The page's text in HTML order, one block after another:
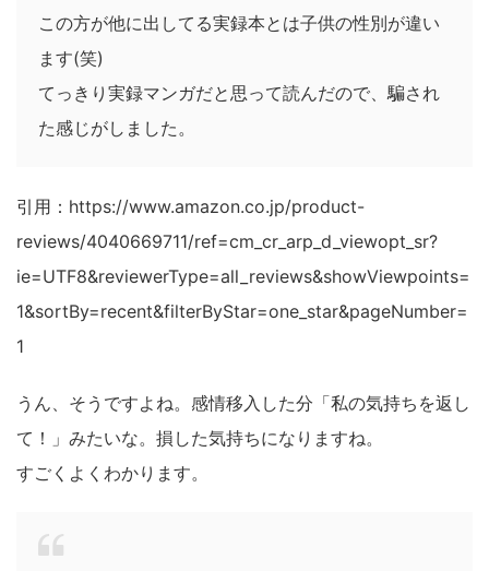
この方が他に出してる実録本とは子供の性別が違い
ます(笑)
てっきり実録マンガだと思って読んだので、騙され
た感じがしました。
引用：https://www.amazon.co.jp/product-
reviews/4040669711/ref=cm_cr_arp_d_viewopt_sr?
ie=UTF8&reviewerType=all_reviews&showViewpoints=
1&sortBy=recent&filterByStar=one_star&pageNumber=
1
うん、そうですよね。感情移入した分「私の気持ちを返し
て！」みたいな。損した気持ちになりますね。
すごくよくわかります。